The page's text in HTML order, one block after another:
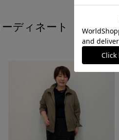
ディネート